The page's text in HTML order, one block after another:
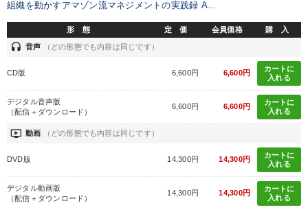
タル版（音声／動画ストリーミング・ダウンロード）
目的別
財務・数字力の向上 経営を改善したい
社員研修を行いたい 後継者に聞かせたい
財務・数字力の向上 パフォーマンス向上
組織を動かすアマゾン流マネジメントの実践録 A...
形 態 定 価 会員価格 購 入
headset 音声 （どの形態でも内容は同じです）
CD版 6,600円 6,600円
カートに
入れる
デジタル音声版
（配信＋ダウンロード）
6,600円 6,600円
カートに
入れる
ondemand_video 動画 （どの形態でも内容は同じです）
DVD版 14,300円 14,300円
カートに
入れる
デジタル動画版
（配信＋ダウンロード）
14,300円 14,300円
カートに
入れる